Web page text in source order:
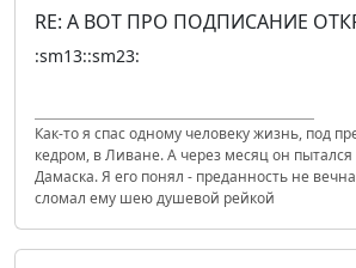
RE: А ВОТ ПРО ПОДПИСАНИЕ
:sm13::sm23:
Как-то я спас одному человеку жизнь, под
кедром, в Ливане. А через месяц он
Дамаска. Я его понял - преданность не
сломал ему шею душевой рейкой